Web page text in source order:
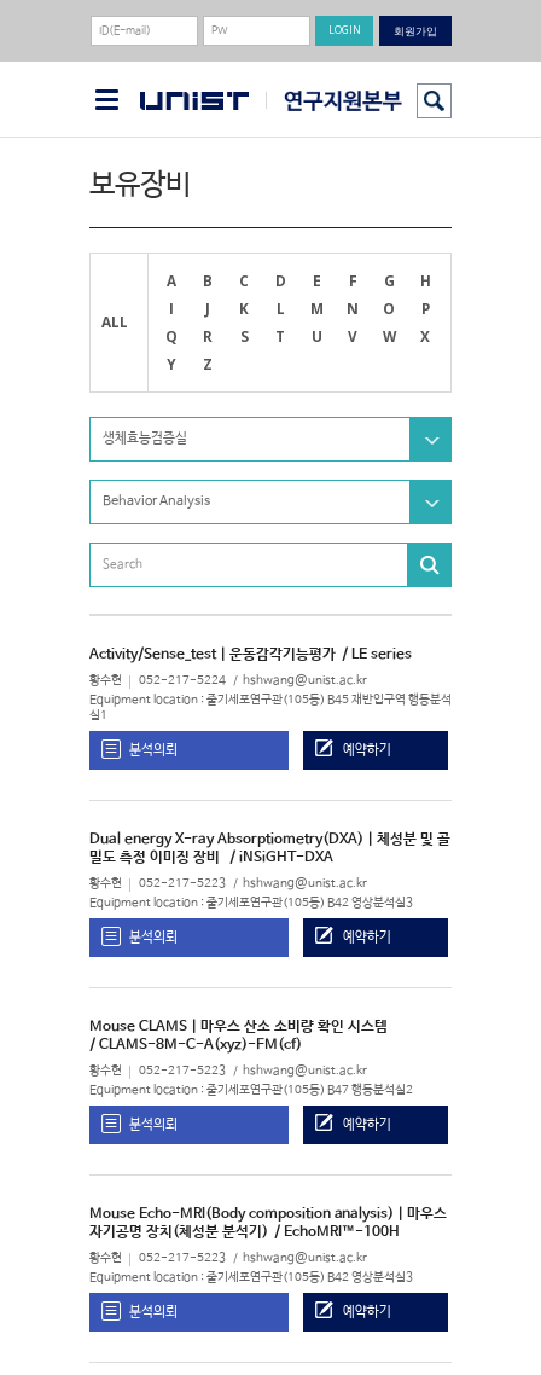
회원가입
보유장비
ALL
A B C D E F G
H
I
J K L M N O
P
Q
R S T U V W
X
Y
Z
생체효능검증실
Behavior Analysis
Activity/Sense_test | 운동감각기능평가 / LE series
황수현 052-217-5224 hshwang@unist.ac.kr
Equipment location : 줄기세포연구관(105동) B45 재반입구역 행동분석
실1
분석의뢰 예약하기
Dual energy X-ray Absorptiometry(DXA) | 체성분 및 골
밀도 측정 이미징 장비
/ iNSiGHT-DXA
황수현 052-217-5223 hshwang@unist.ac.kr
Equipment location : 줄기세포연구관(105동) B42 영상분석실3
분석의뢰 예약하기
Mouse CLAMS | 마우스 산소 소비량 확인 시스템
/ CLAMS-8M-C-A(xyz)-FM(cf)
황수현 052-217-5223 hshwang@unist.ac.kr
Equipment location : 줄기세포연구관(105동) B47 행동분석실2
분석의뢰 예약하기
Mouse Echo-MRI(Body composition analysis) | 마우스
자기공명 장치(체성분 분석기) / EchoMRI™-100H
황수현 052-217-5223 hshwang@unist.ac.kr
Equipment location : 줄기세포연구관(105동) B42 영상분석실3
분석의뢰 예약하기